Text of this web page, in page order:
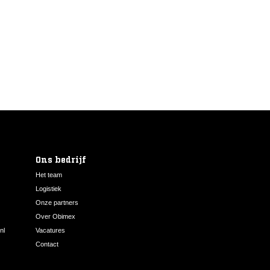
Ons bedrijf
Het team
Logistiek
Onze partners
Over Obimex
Vacatures
Contact